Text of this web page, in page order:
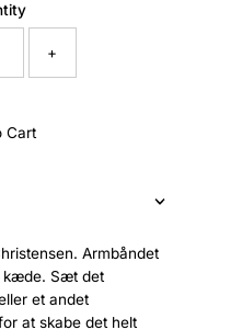
+
Cart
Armbåndet
kæde. Sæt det
et andet
at skabe det helt